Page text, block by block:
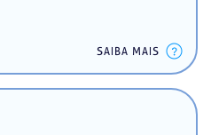
SAIBA MAIS